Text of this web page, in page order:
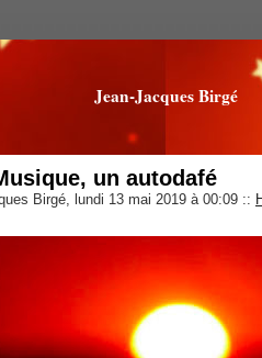
Jean-Jacques Birgé
un autodafé
Birgé, lundi 13 mai 2019 à 00:09 ::